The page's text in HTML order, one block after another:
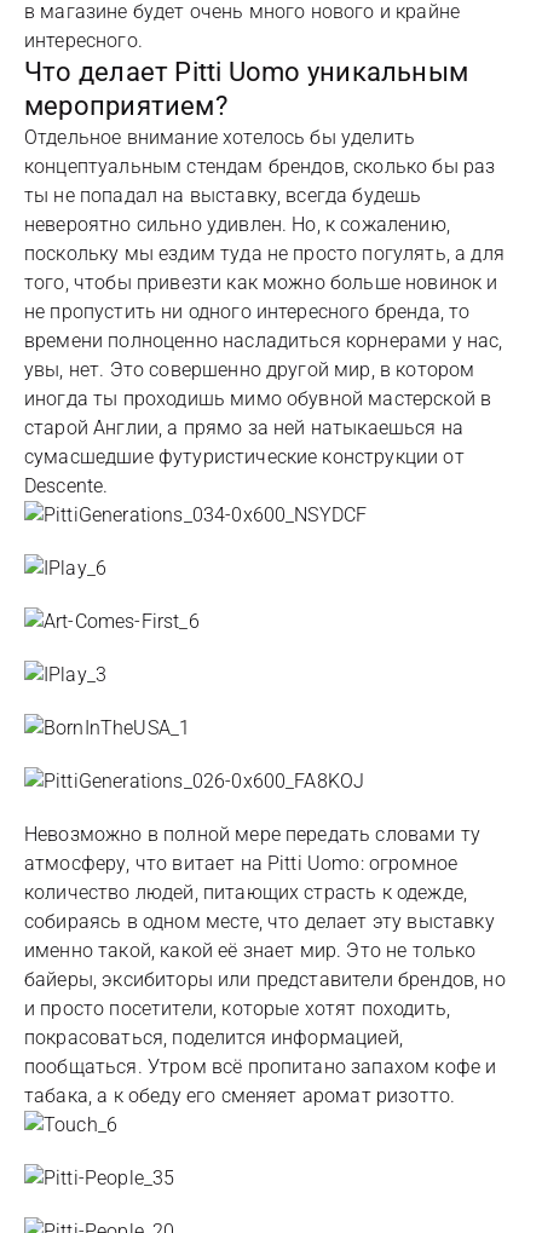
в магазине будет очень много нового и крайне
интересного.
Что делает Pitti Uomo уникальным
мероприятием?
Отдельное внимание хотелось бы уделить
концептуальным стендам брендов, сколько бы раз
ты не попадал на выставку, всегда будешь
невероятно сильно удивлен. Но, к сожалению,
поскольку мы ездим туда не просто погулять, а для
того, чтобы привезти как можно больше новинок и
не пропустить ни одного интересного бренда, то
времени полноценно насладиться корнерами у нас,
увы, нет. Это совершенно другой мир, в котором
иногда ты проходишь мимо обувной мастерской в
старой Англии, а прямо за ней натыкаешься на
сумасшедшие футуристические конструкции от
Descente.
Невозможно в полной мере передать словами ту
атмосферу, что витает на Pitti Uomo: огромное
количество людей, питающих страсть к одежде,
собираясь в одном месте, что делает эту выставку
именно такой, какой её знает мир. Это не только
байеры, эксибиторы или представители брендов, но
и просто посетители, которые хотят походить,
покрасоваться, поделится информацией,
пообщаться. Утром всё пропитано запахом кофе и
табака, а к обеду его сменяет аромат ризотто.